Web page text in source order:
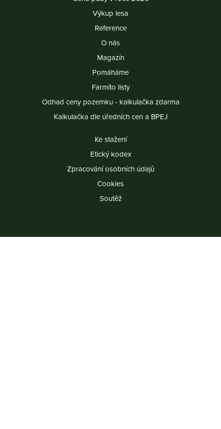
Výkup lesa
Reference
O nás
Magazín
Pomáháme
Farmíto listy
Odhad ceny pozemku - kalkulačka zdarma
Kalkulačka dle úředních cen a BPEJ
Ke stažení
Etický kodex
Zpracování osobních údajů
Cookies
Soutěž